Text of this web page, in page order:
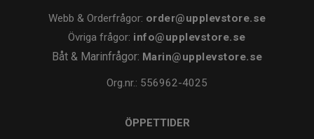
Webb & Orderfrågor: order@upplevstore.se
Övriga frågor: info@upplevstore.se
Båt & Marinfrågor: Marin@upplevstore.se
Org.nr.: 556962-4025
ÖPPETTIDER